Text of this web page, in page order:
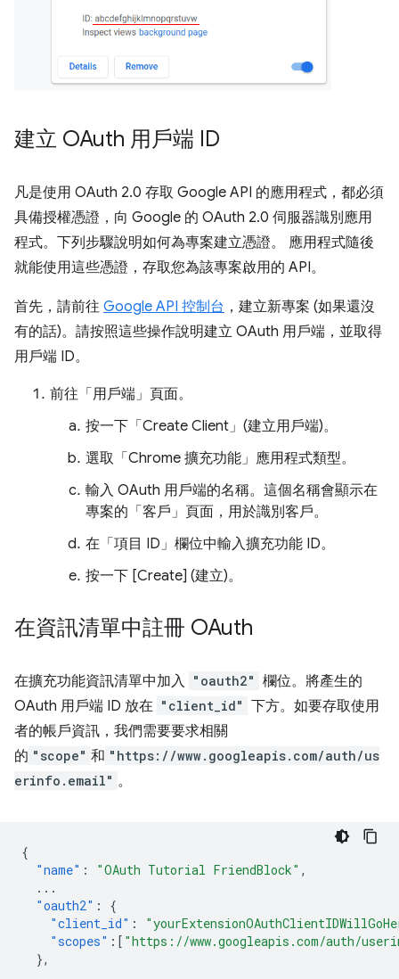
建立 OAuth 用戶端 ID
凡是使用 OAuth 2.0 存取 Google API 的應用程式，都必須
具備授權憑證，向 Google 的 OAuth 2.0 伺服器識別應用
程式。下列步驟說明如何為專案建立憑證。 應用程式隨後
就能使用這些憑證，存取您為該專案啟用的 API。
首先，請前往 Google API 控制台 ，建立新專案 (如果還沒
有的話)。請按照這些操作說明建立 OAuth 用戶端，並取得
用戶端 ID。
前往「用戶端」頁面。
按一下「Create Client」(建立用戶端)。
選取「Chrome 擴充功能」 應用程式類型。
輸入 OAuth 用戶端的名稱。這個名稱會顯示在
專案的「客戶」 頁面，用於識別客戶。
在「項目 ID」欄位中輸入擴充功能 ID。
按一下 [Create] (建立)。
在資訊清單中註冊 OAuth
在擴充功能資訊清單中加入 "oauth2" 欄位。將產生的
OAuth 用戶端 ID 放在 "client_id" 下方。如要存取使用
者的帳戶資訊，我們需要要求相關
的 "scope" 和 "https://www.googleapis.com/auth/us
erinfo.email" 。
{
"name" : "OAuth Tutorial FriendBlock" ,
...
"oauth2" :
{
"client_id" :
"scopes" :[ "https://www.googleapis.com/auth/
},